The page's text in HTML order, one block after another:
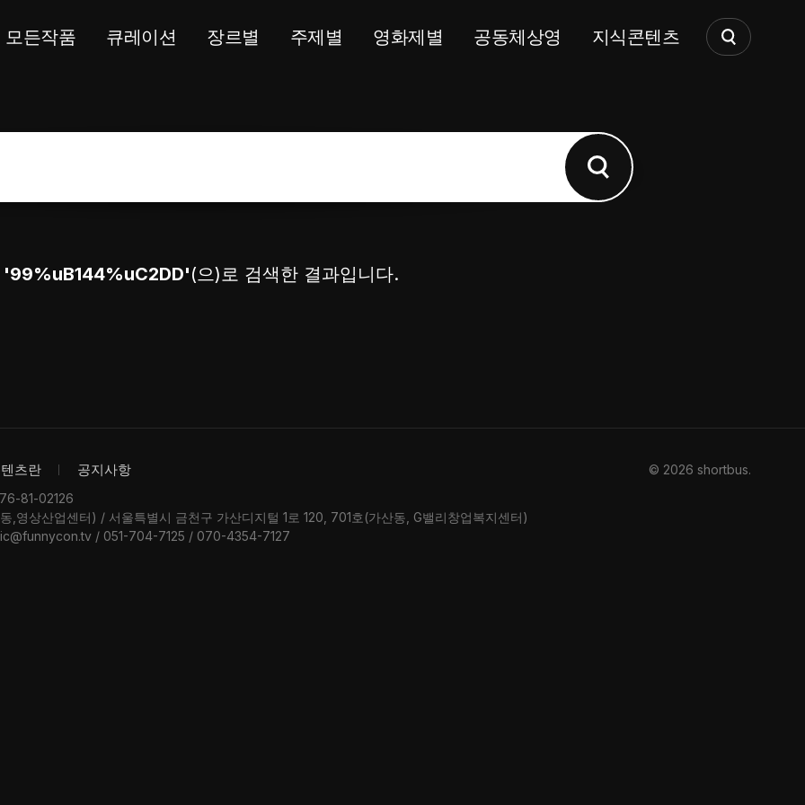
모든작품 큐레이션 장르별 주제별 영화제별 공동체상영 지식콘텐츠
'99%uB144%uC2DD'(으)로 검색한 결과입니다.
츠란 공지사항
81-02126
영상산업센터) / 서울특별시 금천구 가산디지털 1로 120, 701호(가산동, G밸리창업복지센터)
/ 051-704-7125 / 070-4354-7127
© 2026 shortbus.